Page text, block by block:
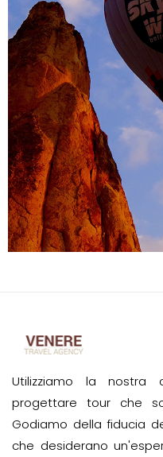
Utilizziamo la nostra
progettare tour che
Godiamo della fiducia
che desiderano